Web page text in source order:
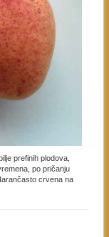
prefinih plodova,
po pričanju
crvena na